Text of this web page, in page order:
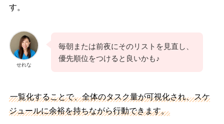
す。
せれな
毎朝または前夜にそのリストを見直し、
優先順位をつけると良いかも♪
一覧化することで、全体のタスク量が可視化され、スケ
ジュールに余裕を持ちながら行動できます。